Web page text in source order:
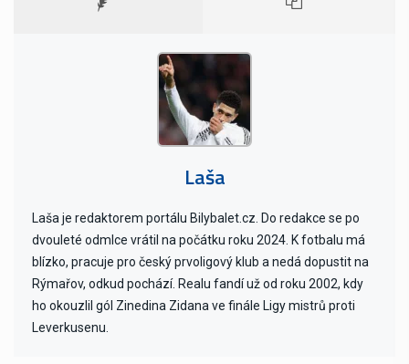
Laša
Laša je redaktorem portálu Bilybalet.cz. Do redakce se po
dvouleté odmlce vrátil na počátku roku 2024. K fotbalu má
blízko, pracuje pro český prvoligový klub a nedá dopustit na
Rýmařov, odkud pochází. Realu fandí už od roku 2002, kdy
ho okouzlil gól Zinedina Zidana ve finále Ligy mistrů proti
Leverkusenu.